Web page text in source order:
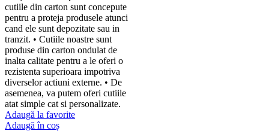
cutiile din carton sunt concepute
pentru a proteja produsele atunci
cand ele sunt depozitate sau in
tranzit. • Cutiile noastre sunt
produse din carton ondulat de
inalta calitate pentru a le oferi o
rezistenta superioara impotriva
diverselor actiuni externe. • De
asemenea, va putem oferi cutiile
atat simple cat si personalizate.
Adaugă la favorite
Adaugă în coș